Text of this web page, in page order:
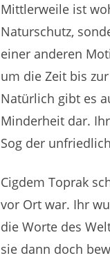
Mittlerweile ist
Naturschutz,
einer anderen
um die Zeit bis
Natürlich gibt es
Minderheit dar.
Sog der
Cigdem Toprak
vor Ort war. Ihr
die Worte des
sie dann doch